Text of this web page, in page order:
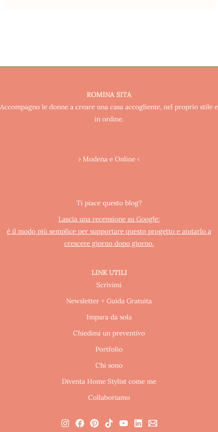
ROMINA SITA
Accompagno le donne a creare una casa accogliente, nel proprio stile e
in ordine.
› Modena e Online ‹
Ti piace questo blog?
Lascia una recensione su Google:
è il modo più semplice per supportare questo progetto e aiutarlo a
crescere giorno dopo giorno.
LINK UTILI
Scrivimi
Newsletter + Guida Gratuita
Impara da sola
Chiedimi un preventivo
Portfolio
Chi sono
Diventa Home Stylist come me
Collaboriamo